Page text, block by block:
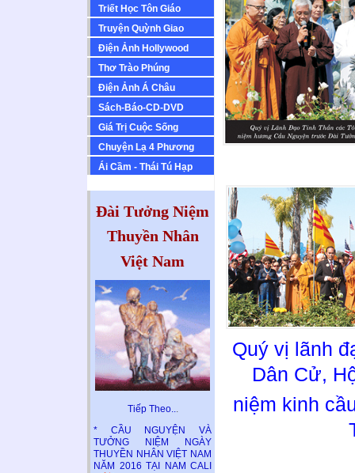
Triết Học Tôn Giáo
Truyện Quỳnh Giao
Ðiện Ảnh Hollywood
Thơ Trào Phúng
Ðiện Ảnh Á Châu
Sách-Báo-CD-DVD
Giá Trị Cuộc Sống
Chuyện Lạ 4 Phương
Ái Cầm - Thái Tú Hạp
Đài Tưởng Niệm
Thuyền Nhân
Việt Nam
Tiếp Theo...
* CẦU NGUYỆN VÀ
TƯỞNG NIỆM NGÀY
THUYỀN NHÂN VIỆT NAM
NĂM 2016 TẠI NAM CALI
Quý vị lãnh
Dân Cử,
niệm kinh